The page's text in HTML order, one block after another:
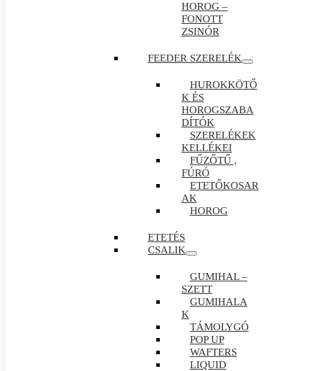
HOROG –
FONOTT
ZSINÓR
FEEDER SZERELÉK
HUROKKÖTŐ
K ÉS
HOROGSZABA
DÍTÓK
SZERELÉKEK
KELLÉKEI
FŰZŐTŰ ,
FÚRÓ
ETETŐKOSAR
AK
HOROG
ETETÉS
CSALIK
GUMIHAL –
SZETT
GUMIHALA
K
TÁMOLYGÓ
POP UP
WAFTERS
LIQUID